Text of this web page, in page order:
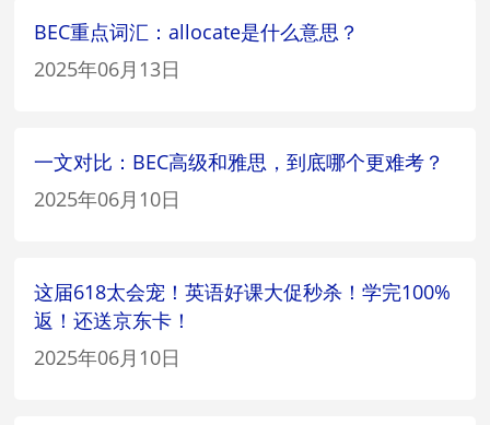
BEC重点词汇：allocate是什么意思？
2025年06月13日
一文对比：BEC高级和雅思，到底哪个更难考？
2025年06月10日
这届618太会宠！英语好课大促秒杀！学完100%
返！还送京东卡！
2025年06月10日